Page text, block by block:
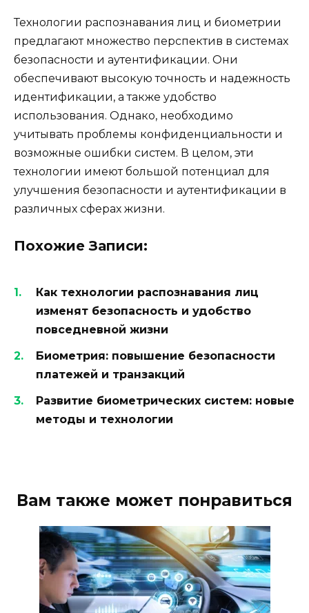
Технологии распознавания лиц и биометрии
предлагают множество перспектив в системах
безопасности и аутентификации. Они
обеспечивают высокую точность и надежность
идентификации, а также удобство
использования. Однако, необходимо
учитывать проблемы конфиденциальности и
возможные ошибки систем. В целом, эти
технологии имеют большой потенциал для
улучшения безопасности и аутентификации в
различных сферах жизни.
Похожие Записи:
Как технологии распознавания лиц
изменят безопасность и удобство
повседневной жизни
Биометрия: повышение безопасности
платежей и транзакций
Развитие биометрических систем: новые
методы и технологии
Вам также может понравиться